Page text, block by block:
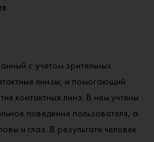
с учетом зрительных
линзы, и помогающий
контактных линз. В нем учтены
поведение пользователя, а
и глаз. В результате человек